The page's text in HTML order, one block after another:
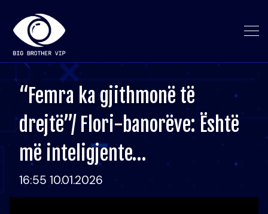
“Femra ka gjithmonë të
drejtë”/ Flori-banorëve: Është
më inteligjente…
16:55 10.01.2026